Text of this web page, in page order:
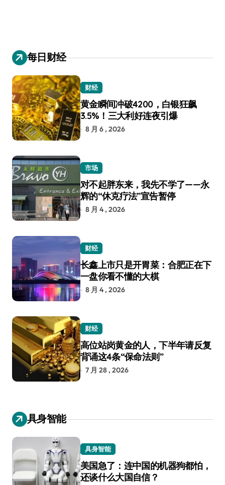
每日财经
财经
黄金瞬间冲破4200，白银狂飙
3.5%！三大利好连夜引爆
8 月 6 , 2026
市场
对不起胖东来，我先不学了——永
辉的“休克疗法”宣告暂停
8 月 4 , 2026
财经
长鑫上市只是开胃菜：合肥正在下
一盘你看不懂的大棋
8 月 4 , 2026
财经
高位站岗黄金的人，下半年请反复
背诵这4条“保命法则”
7 月 28 , 2026
具身智能
具身智能
美国急了：连中国的机器狗都怕，
还谈什么大国自信？